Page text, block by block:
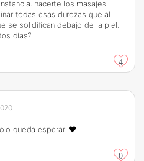
hacerte los masajes
todas esas durezas que al
se solidifican debajo de la piel.
días?
4
queda esperar. ❤️
0